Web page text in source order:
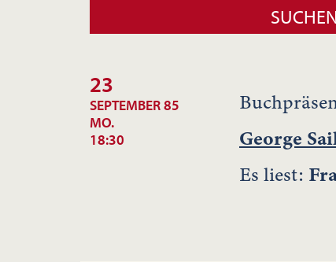
23
SEPTEMBER 85
MO.
18:30
George
Es liest: